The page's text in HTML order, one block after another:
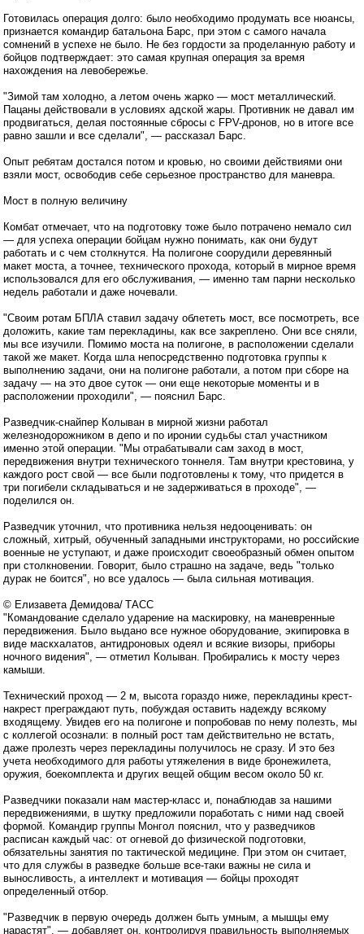
Готовилась операция долго: было необходимо продумать все нюансы,
признается командир батальона Барс, при этом с самого начала
сомнений в успехе не было. Не без гордости за проделанную работу и
бойцов подтверждает: это самая крупная операция за время
нахождения на левобережье.
"Зимой там холодно, а летом очень жарко — мост металлический.
Пацаны действовали в условиях адской жары. Противник не давал им
продвигаться, делая постоянные сбросы с FPV-дронов, но в итоге все
равно зашли и все сделали", — рассказал Барс.
Опыт ребятам достался потом и кровью, но своими действиями они
взяли мост, освободив себе серьезное пространство для маневра.
Мост в полную величину
Комбат отмечает, что на подготовку тоже было потрачено немало сил
— для успеха операции бойцам нужно понимать, как они будут
работать и с чем столкнутся. На полигоне соорудили деревянный
макет моста, а точнее, технического прохода, который в мирное время
использовался для его обслуживания, — именно там парни несколько
недель работали и даже ночевали.
"Своим ротам БПЛА ставил задачу облететь мост, все посмотреть, все
доложить, какие там перекладины, как все закреплено. Они все сняли,
мы все изучили. Помимо моста на полигоне, в расположении сделали
такой же макет. Когда шла непосредственно подготовка группы к
выполнению задачи, они на полигоне работали, а потом при сборе на
задачу — на это двое суток — они еще некоторые моменты и в
расположении проходили", — пояснил Барс.
Разведчик-снайпер Колыван в мирной жизни работал
железнодорожником в депо и по иронии судьбы стал участником
именно этой операции. "Мы отрабатывали сам заход в мост,
передвижения внутри технического тоннеля. Там внутри крестовина, у
каждого рост свой — все были подготовлены к тому, что придется в
три погибели складываться и не задерживаться в проходе", —
поделился он.
Разведчик уточнил, что противника нельзя недооценивать: он
сложный, хитрый, обученный западными инструкторами, но российские
военные не уступают, и даже происходит своеобразный обмен опытом
при столкновении. Говорит, было страшно на задаче, ведь "только
дурак не боится", но все удалось — была сильная мотивация.
© Елизавета Демидова/ ТАСС
"Командование сделало ударение на маскировку, на маневренные
передвижения. Было выдано все нужное оборудование, экипировка в
виде маскхалатов, антидроновых одеял и всякие визоры, приборы
ночного видения", — отметил Колыван. Пробирались к мосту через
камыши.
Технический проход — 2 м, высота гораздо ниже, перекладины крест-
накрест преграждают путь, побуждая оставить надежду всякому
входящему. Увидев его на полигоне и попробовав по нему полезть, мы
с коллегой осознали: в полный рост там действительно не встать,
даже пролезть через перекладины получилось не сразу. И это без
учета необходимого для работы утяжеления в виде бронежилета,
оружия, боекомплекта и других вещей общим весом около 50 кг.
Разведчики показали нам мастер-класс и, понаблюдав за нашими
передвижениями, в шутку предложили поработать с ними над своей
формой. Командир группы Монгол пояснил, что у разведчиков
расписан каждый час: от огневой до физической подготовки,
обязательны занятия по тактической медицине. При этом он считает,
что для службы в разведке больше все-таки важны не сила и
выносливость, а интеллект и мотивация — бойцы проходят
определенный отбор.
"Разведчик в первую очередь должен быть умным, а мышцы ему
нарастят", — добавляет он, контролируя правильность выполняемых